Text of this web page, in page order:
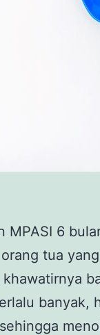
MPASI 6
tua
banyak,